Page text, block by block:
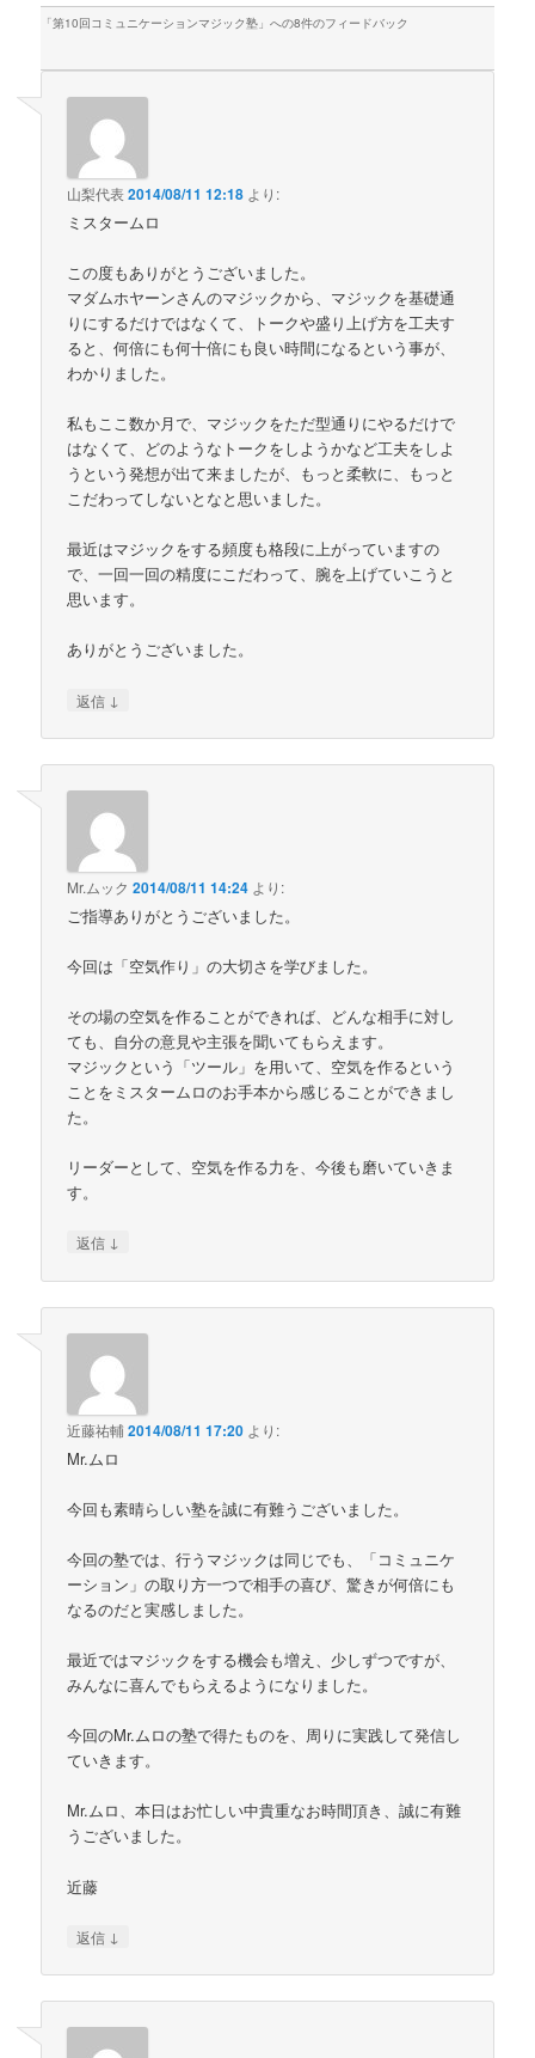
「第10回コミュニケーションマジック塾 」への8件のフィードバック
山梨代表2014/08/11 12:18 より:
ミスタームロ
この度もありがとうございました。
マダムホヤーンさんのマジックから、マジックを基礎通
りにするだけではなくて、トークや盛り上げ方を工夫す
ると、何倍にも何十倍にも良い時間になるという事が、
わかりました。
私もここ数か月で、マジックをただ型通りにやるだけで
はなくて、どのようなトークをしようかなど工夫をしよ
うという発想が出て来ましたが、もっと柔軟に、もっと
こだわってしないとなと思いました。
最近はマジックをする頻度も格段に上がっていますの
で、一回一回の精度にこだわって、腕を上げていこうと
思います。
ありがとうございました。
返信 ↓
Mr.ムック 2014/08/11 14:24 より:
ご指導ありがとうございました。
今回は「空気作り」の大切さを学びました。
その場の空気を作ることができれば、どんな相手に対し
ても、自分の意見や主張を聞いてもらえます。
マジックという「ツール」を用いて、空気を作るという
ことをミスタームロのお手本から感じることができまし
た。
リーダーとして、空気を作る力を、今後も磨いていきま
す。
返信 ↓
近藤祐輔2014/08/11 17:20 より:
Mr.ムロ
今回も素晴らしい塾を誠に有難うございました。
今回の塾では、行うマジックは同じでも、「コミュニケ
ーション」の取り方一つで相手の喜び、驚きが何倍にも
なるのだと実感しました。
最近ではマジックをする機会も増え、少しずつですが、
みんなに喜んでもらえるようになりました。
今回のMr.ムロの塾で得たものを、周りに実践して発信し
ていきます。
Mr.ムロ、本日はお忙しい中貴重なお時間頂き、誠に有難
うございました。
近藤
返信 ↓